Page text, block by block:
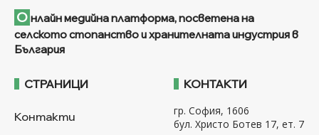
О нлайн медийна платформа, посветена на
селското стопанство и хранителната индустрия в
България
СТРАНИЦИ
Контакти
КОНТАКТИ
гр. София, 1606
бул. Христо Ботев 17, ет. 7